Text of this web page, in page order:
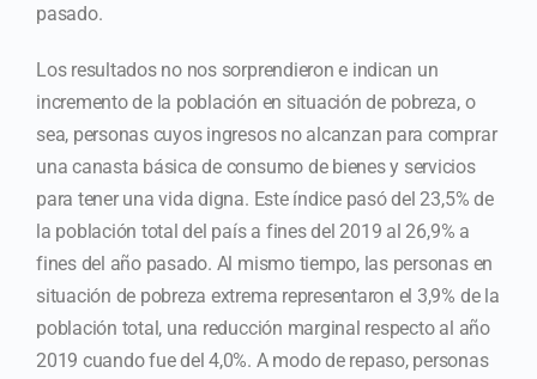
pasado.
Los resultados no nos sorprendieron e indican un
incremento de la población en situación de pobreza, o
sea, personas cuyos ingresos no alcanzan para comprar
una canasta básica de consumo de bienes y servicios
para tener una vida digna. Este índice pasó del 23,5% de
la población total del país a fines del 2019 al 26,9% a
fines del año pasado. Al mismo tiempo, las personas en
situación de pobreza extrema representaron el 3,9% de la
población total, una reducción marginal respecto al año
2019 cuando fue del 4,0%. A modo de repaso, personas